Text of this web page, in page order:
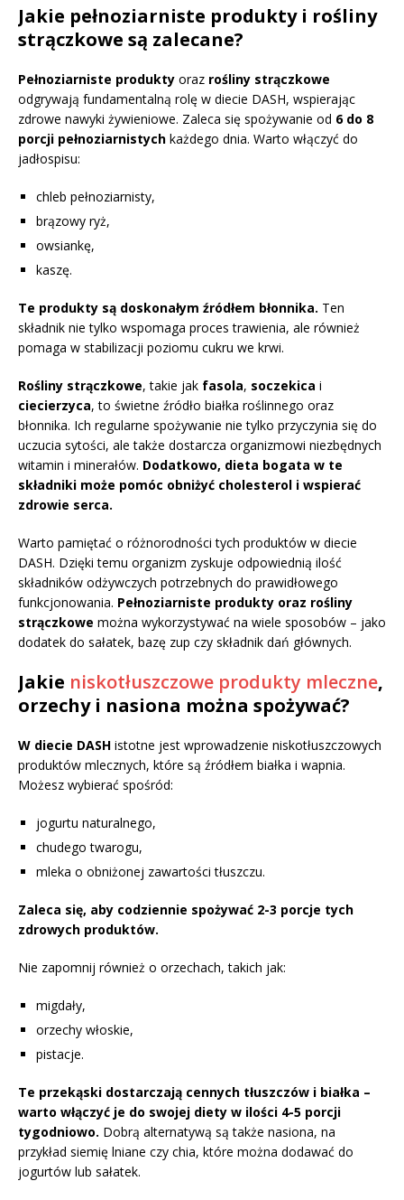
Jakie pełnoziarniste produkty i rośliny
strączkowe są zalecane?
Pełnoziarniste produkty oraz rośliny strączkowe
odgrywają fundamentalną rolę w diecie DASH, wspierając
zdrowe nawyki żywieniowe. Zaleca się spożywanie od 6 do 8
porcji pełnoziarnistych każdego dnia. Warto włączyć do
jadłospisu:
chleb pełnoziarnisty,
brązowy ryż,
owsiankę,
kaszę.
Te produkty są doskonałym źródłem błonnika. Ten
składnik nie tylko wspomaga proces trawienia, ale również
pomaga w stabilizacji poziomu cukru we krwi.
Rośliny strączkowe, takie jak fasola, soczekica i
ciecierzyca, to świetne źródło białka roślinnego oraz
błonnika. Ich regularne spożywanie nie tylko przyczynia się do
uczucia sytości, ale także dostarcza organizmowi niezbędnych
witamin i minerałów. Dodatkowo, dieta bogata w te
składniki może pomóc obniżyć cholesterol i wspierać
zdrowie serca.
Warto pamiętać o różnorodności tych produktów w diecie
DASH. Dzięki temu organizm zyskuje odpowiednią ilość
składników odżywczych potrzebnych do prawidłowego
funkcjonowania. Pełnoziarniste produkty oraz rośliny
strączkowe można wykorzystywać na wiele sposobów – jako
dodatek do sałatek, bazę zup czy składnik dań głównych.
Jakie niskotłuszczowe produkty mleczne,
orzechy i nasiona można spożywać?
W diecie DASH istotne jest wprowadzenie niskotłuszczowych
produktów mlecznych, które są źródłem białka i wapnia.
Możesz wybierać spośród:
jogurtu naturalnego,
chudego twarogu,
mleka o obniżonej zawartości tłuszczu.
Zaleca się, aby codziennie spożywać 2-3 porcje tych
zdrowych produktów.
Nie zapomnij również o orzechach, takich jak:
migdały,
orzechy włoskie,
pistacje.
Te przekąski dostarczają cennych tłuszczów i białka –
warto włączyć je do swojej diety w ilości 4-5 porcji
tygodniowo. Dobrą alternatywą są także nasiona, na
przykład siemię lniane czy chia, które można dodawać do
jogurtów lub sałatek.